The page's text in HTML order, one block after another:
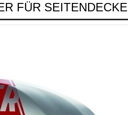
FÜR